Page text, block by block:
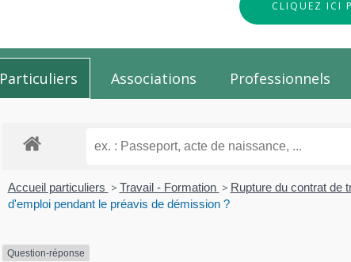
CLIQUEZ ICI
Particuliers Associations Professionnels
Accueil particuliers > Travail - Formation > Rupture du contrat de
d'emploi pendant le préavis de démission ?
Question-réponse